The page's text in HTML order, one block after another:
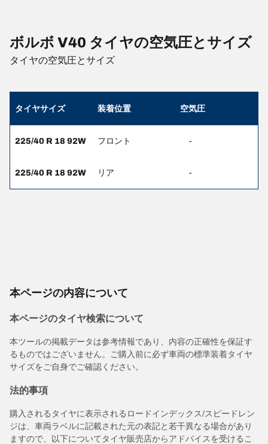
ボルボ V40 タイヤの空気圧とサイズ
タイヤの空気圧とサイズ
タイヤサイズ 装着位置 空気圧
225/40 R 18 92W フロント -
225/40 R 18 92W リア -
本ページの内容について
本ページのタイヤ検索について
本ツールの掲載データは参考情報であり、内容の正確性を保証す
るものではございません。ご購入前に必ず車両の標準装着タイヤ
サイズをご自身でご確認ください。
法的事項
購入されるタイヤに表示されるロードインデックス/スピードレン
ジは、車両ラベルに記載された元の表記と若干異なる場合があり
ますので、以下についてタイヤ販売店からアドバイスを受けるこ